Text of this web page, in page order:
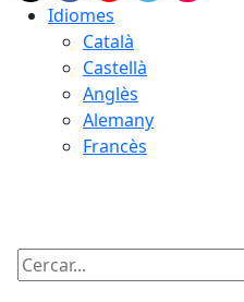
Idiomes
Català
Castellà
Anglès
Alemany
Francès
Cercar: